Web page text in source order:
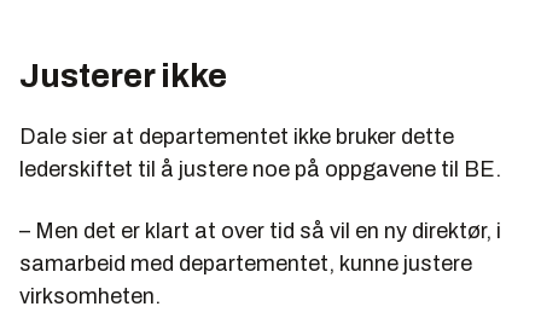
Justerer ikke
Dale sier at departementet ikke bruker dette
lederskiftet til å justere noe på oppgavene til BE.
– Men det er klart at over tid så vil en ny direktør, i
samarbeid med departementet, kunne justere
virksomheten.